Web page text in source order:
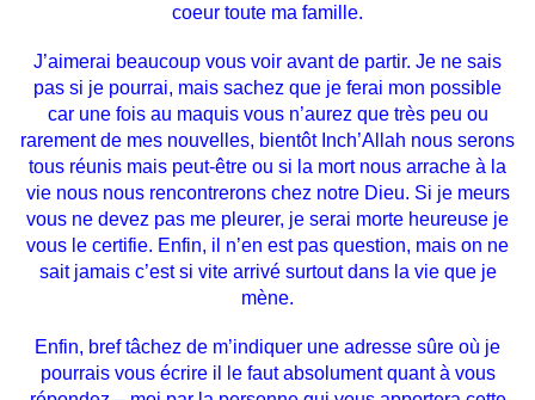
coeur toute ma famille.
J’aimerai beaucoup vous voir avant de partir. Je ne sais
pas si je pourrai, mais sachez que je ferai mon possible
car une fois au maquis vous n’aurez que très peu ou
rarement de mes nouvelles, bientôt Inch’Allah nous serons
tous réunis mais peut-être ou si la mort nous arrache à la
vie nous nous rencontrerons chez notre Dieu. Si je meurs
vous ne devez pas me pleurer, je serai morte heureuse je
vous le certifie. Enfin, il n’en est pas question, mais on ne
sait jamais c’est si vite arrivé surtout dans la vie que je
mène.
Enfin, bref tâchez de m’indiquer une adresse sûre où je
pourrais vous écrire il le faut absolument quant à vous